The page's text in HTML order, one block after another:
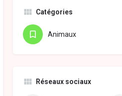
Catégories
Animaux
Réseaux sociaux